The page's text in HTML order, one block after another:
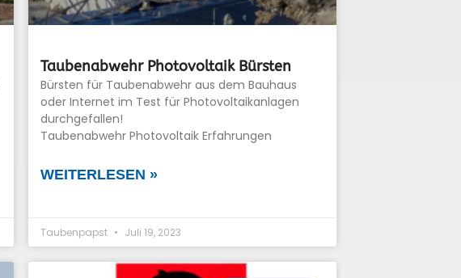
Taubenabwehr Photovoltaik Bürsten
Bürsten für Taubenabwehr aus dem Bauhaus
oder Internet im Test für Photovoltaikanlagen
durchgefallen!
Taubenabwehr Photovoltaik Erfahrungen
WEITERLESEN »
Taubenpapst Juli 19, 2023